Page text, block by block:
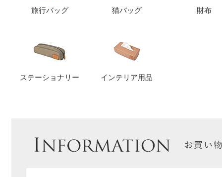
旅行バッグ 猫バッグ 財布
ステーショナリー インテリア用品